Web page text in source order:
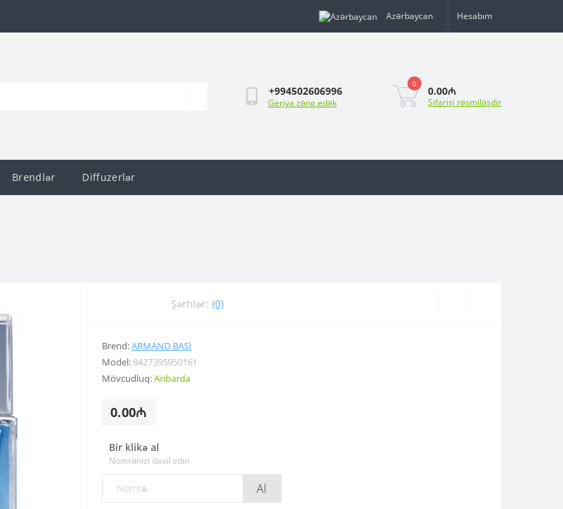
Azərbaycan Hesabım
+994502606996
Geriya zəng edək
0
0.00₼
Sifarişi rəsmiləşdir
Brendlər Diffuzerlər
Şərhlər: (0)
Brend:ARMAND BASI
Model: 8427395950161
Mövcudluq:Anbarda
0.00₼
Bir klikə al
Nömrənizi daxil edin
Al